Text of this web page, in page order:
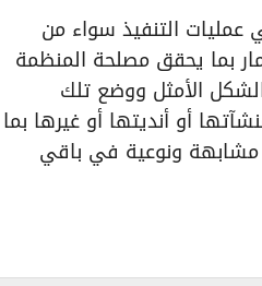
التنفيذ سواء من
بما يحقق مصلحة المنظمة
الأمثل ووضع تلك
أو أنديتها أو غيرها بما
مشابهة ونوعية في باقي